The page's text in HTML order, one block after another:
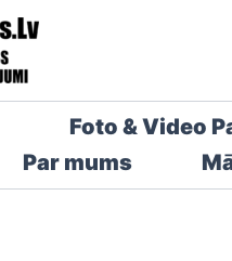
Foto & Video
Par mums